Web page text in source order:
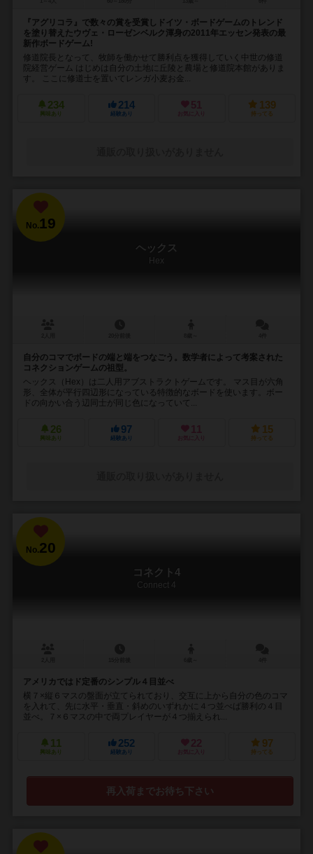
『アグリコラ』で数々の賞を受賞しドイツ・ボードゲームのトレンド
を塗り替えたウヴェ・ローゼンベルク渾身の2011年エッセン発表の最
新作ボードゲーム!
修道院長となって、牧師を働かせて勝利点を獲得していく中世の修道
院経営ゲーム はじめは自分の土地に丘陵と農場と修道院本館がありま
す。 ここに修道士を置いてレンガ小麦お金...
234
興味あり
214
経験あり
51
お気に入り
139
持ってる
No.19
ヘックス
Hex
自分のコマでボードの端と端をつなごう。数学者によって考案された
コネクションゲームの祖型。
ヘックス（Hex）は二人用アブストラクトゲームです。 マス目が六角
形、全体が平行四辺形になっている特徴的なボードを使います。ボー
ドの向かい合う辺同士が同じ色になっていて...
26
興味あり
97
経験あり
11
お気に入り
15
持ってる
No.20
コネクト4
Connect 4
アメリカではド定番のシンプル４目並べ
横７×縦６マスの盤面が立てられており、交互に上から自分の色のコマ
を入れて、先に水平・垂直・斜めのいずれかに４つ並べば勝利の４目
並べ。７×６マスの中で両プレイヤーが４つ揃えられ...
11
興味あり
252
経験あり
22
お気に入り
97
持ってる
再入荷までお待ち下さい